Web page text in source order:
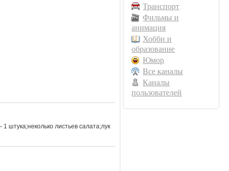
штука;неколько листьев салата;лук
Транспорт
Фильмы и
анимация
Хобби и
образование
Юмор
Все каналы
Каналы
пользователей